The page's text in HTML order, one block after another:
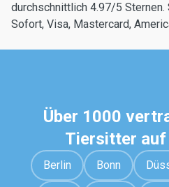
durchschnittlich 4.97/5
Sofort, Visa, Mastercard,
Über 1000
Tiersitter auf
Berlin Bonn